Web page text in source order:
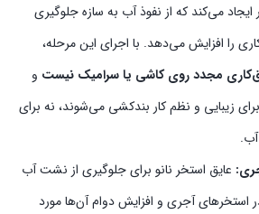
ایجاد می‌کند که از نفوذ آب به سازه جلوگیری
را افزایش می‌دهد. با اجرای این مرحله،
مجدد روی کاشی یا سرامیک نیست و
زیبایی و نظم کار بندکشی می‌شوند، نه برای
عایق استخر نانو برای جلوگیری از نشت آب
استخرهای آجری و افزایش دوام آن‌ها مورد